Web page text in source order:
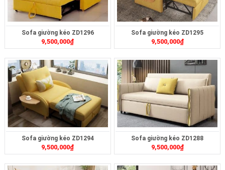
Sofa giường kéo ZD1296
9,500,000₫
Sofa giường kéo ZD1295
9,500,000₫
Sofa giường kéo ZD1294
9,500,000₫
Sofa giường kéo ZD1288
9,500,000₫